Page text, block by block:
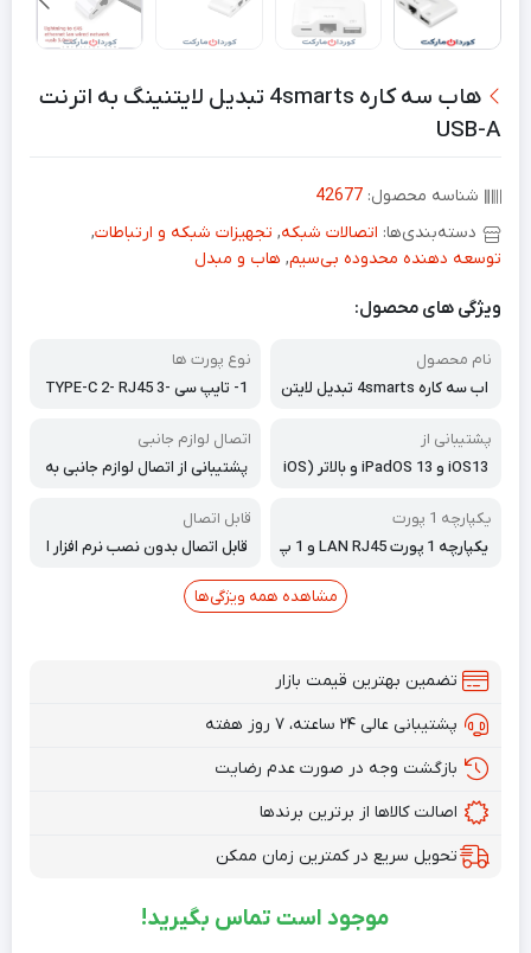
هاب سه کاره 4smarts تبدیل لایتنینگ به اترنت
USB-A
شناسه محصول: 42677
دسته‌بندی‌ها: اتصالات شبکه, تجهیزات شبکه و ارتباطات,
توسعه دهنده محدوده بی‌سیم, هاب و مبدل
ویژگی های محصول:
نام محصول
اب سه کاره 4smarts تبدیل لایتن
نوع پورت ها
1- تایپ سی TYPE-C 2- RJ45 3-
پشتیبانی از
iOS13 و iPadOS 13 و بالاتر (iOS
اتصال لوازم جانبی
پشتیبانی از اتصال لوازم جانبی به
ه کلید ، خواننده کارت حافظه ، ها
ب USB ، کنترل کننده میدی ، صدا
USB
یکپارچه 1 پورت
یکپارچه 1 پورت LAN RJ45 و 1 پ
قابل اتصال
قابل اتصال بدون نصب نرم افزار ا
مشاهده همه ویژگی‌ها
تضمین بهترین قیمت بازار
پشتیبانی عالی ۲۴ ساعته، ۷ روز هفته
بازگشت وجه در صورت عدم رضایت
اصالت کالاها از برترین برندها
تحویل سریع در کمترین زمان ممکن
موجود است تماس بگیرید!